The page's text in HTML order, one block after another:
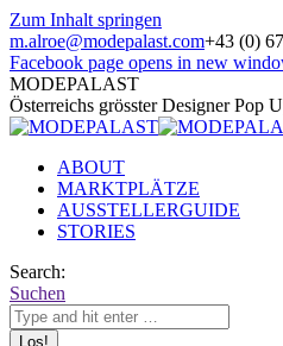
Zum Inhalt springen
m.alroe@modepalast.com+43 (0)
Facebook page opens in new
MODEPALAST
Österreichs grösster Designer Pop
ABOUT
MARKTPLÄTZE
AUSSTELLERGUIDE
STORIES
Search:
Suchen